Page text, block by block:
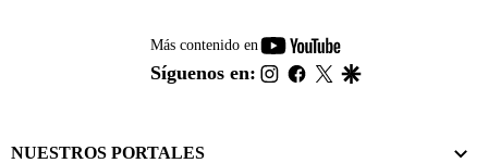
Más contenido en
youtube-
footer
Síguenos en: instagram
facebook
twitter
NUESTROS PORTALES